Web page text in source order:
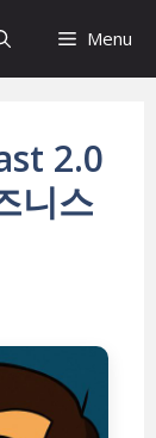
Menu
2.0
니스